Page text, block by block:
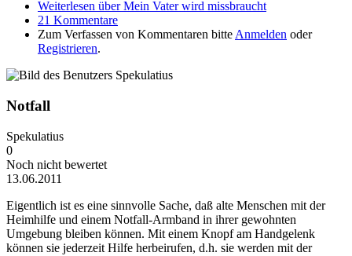
Weiterlesen über Mein Vater wird missbraucht
21 Kommentare
Zum Verfassen von Kommentaren bitte Anmelden oder
Registrieren.
Notfall
Spekulatius
0
Noch nicht bewertet
13.06.2011
Eigentlich ist es eine sinnvolle Sache, daß alte Menschen mit der
Heimhilfe und einem Notfall-Armband in ihrer gewohnten
Umgebung bleiben können. Mit einem Knopf am Handgelenk
können sie jederzeit Hilfe herbeirufen, d.h. sie werden mit der